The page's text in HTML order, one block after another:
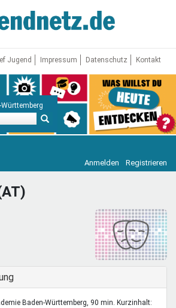
Jugend Impressum Datenschutz Kontakt
Anmelden Registrieren
Baden-Württemberg, 90 min. Kurzinhalt: